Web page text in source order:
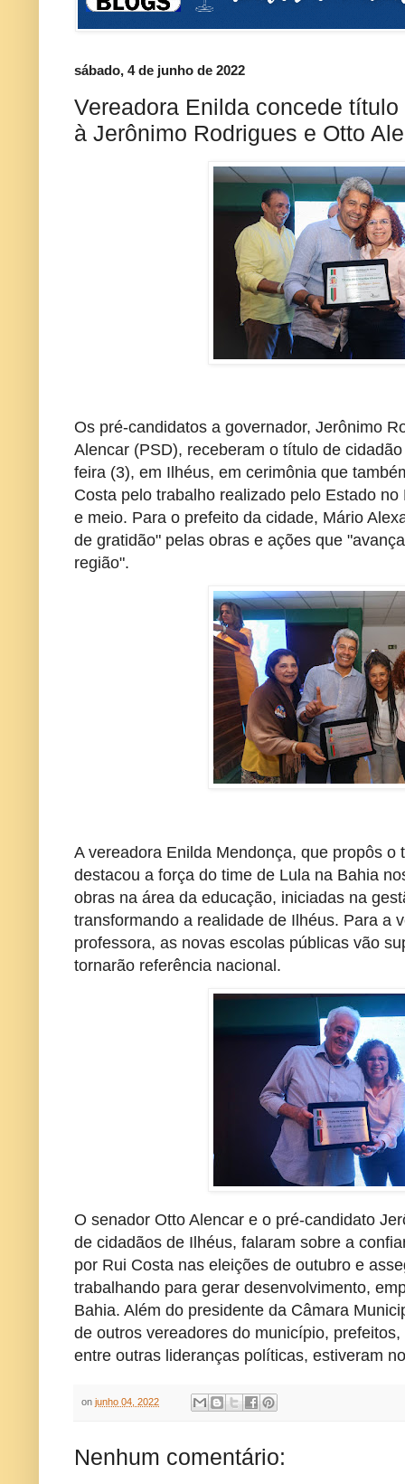
sábado, 4 de junho de 2022
Vereadora Enilda concede
à Jerônimo Rodrigues e Otto
Os pré-candidatos a governador, Jerônimo
Alencar (PSD), receberam o título de
feira (3), em Ilhéus, em cerimônia que
Costa pelo trabalho realizado pelo Estado
e meio. Para o prefeito da cidade, Mário
de gratidão" pelas obras e ações que
região".
A vereadora Enilda Mendonça, que propôs
destacou a força do time de Lula na Bahia
obras na área da educação, iniciadas na
transformando a realidade de Ilhéus. Para a
professora, as novas escolas públicas vão
tornarão referência nacional.
O senador Otto Alencar e o pré-candidato
de cidadãos de Ilhéus, falaram sobre a
por Rui Costa nas eleições de outubro e
trabalhando para gerar desenvolvimento,
Bahia. Além do presidente da Câmara
de outros vereadores do município,
entre outras lideranças políticas, estiveram
onjunho 04, 2022
Nenhum comentário: